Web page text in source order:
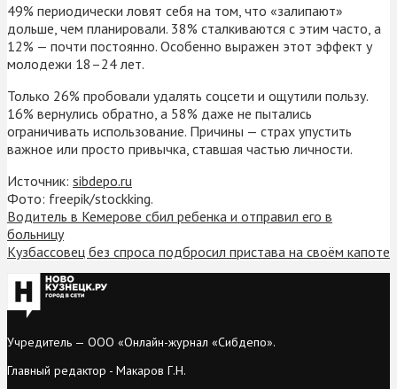
49% периодически ловят себя на том, что «залипают»
дольше, чем планировали. 38% сталкиваются с этим часто, а
12% — почти постоянно. Особенно выражен этот эффект у
молодежи 18–24 лет.
Только 26% пробовали удалять соцсети и ощутили пользу.
16% вернулись обратно, а 58% даже не пытались
ограничивать использование. Причины — страх упустить
важное или просто привычка, ставшая частью личности.
Источник: sibdepo.ru
Фото: freepik/stockking.
Водитель в Кемерове сбил ребенка и отправил его в
больницу
Кузбассовец без спроса подбросил пристава на своём капоте
Учредитель — ООО «Онлайн-журнал «Сибдепо».
Главный редактор - Макаров Г.Н.